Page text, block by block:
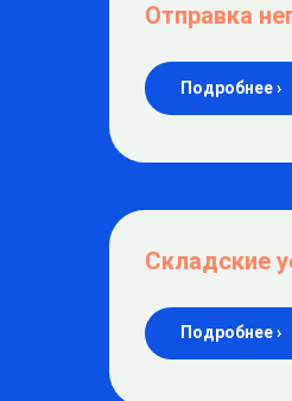
Отправка
Подробнее ›
Складские
Подробнее ›